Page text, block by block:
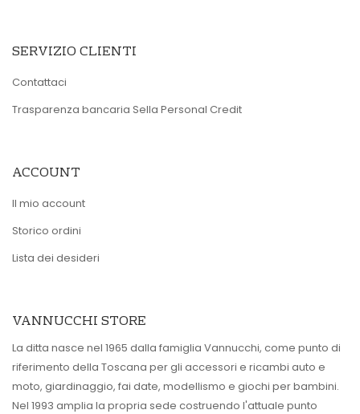
SERVIZIO CLIENTI
Contattaci
Trasparenza bancaria Sella Personal Credit
ACCOUNT
Il mio account
Storico ordini
Lista dei desideri
VANNUCCHI STORE
La ditta nasce nel 1965 dalla famiglia Vannucchi, come punto di
riferimento della Toscana per gli accessori e ricambi auto e
moto, giardinaggio, fai date, modellismo e giochi per bambini.
Nel 1993 amplia la propria sede costruendo l'attuale punto